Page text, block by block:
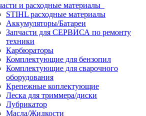
и расходные материалы
STIHL расходные материалы
Аккумуляторы/Батареи
Запчасти для СЕРВИСА по ремонту
техники
Карбюраторы
Комплектующие для бензопил
Комплектующие для сварочного
оборудования
Крепежные коплектующие
Леска для триммера/диски
Лубрикатор
Масла/Жидкости